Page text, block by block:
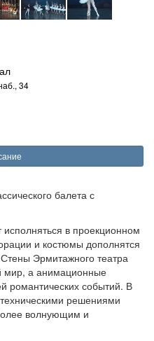
34
балета с
в проекционном
и костюмы дополнятся
Эрмитажного театра
мир, а анимационные
романтических событий. В
решениями
волнующим и